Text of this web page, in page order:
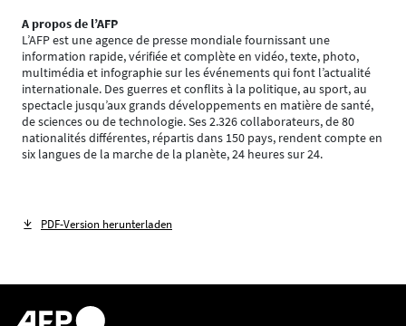
A propos de l’AFP
L’AFP est une agence de presse mondiale fournissant une
information rapide, vérifiée et complète en vidéo, texte, photo,
multimédia et infographie sur les événements qui font l’actualité
internationale. Des guerres et conflits à la politique, au sport, au
spectacle jusqu’aux grands développements en matière de santé,
de sciences ou de technologie. Ses 2.326 collaborateurs, de 80
nationalités différentes, répartis dans 150 pays, rendent compte en
six langues de la marche de la planète, 24 heures sur 24.
PDF-Version herunterladen